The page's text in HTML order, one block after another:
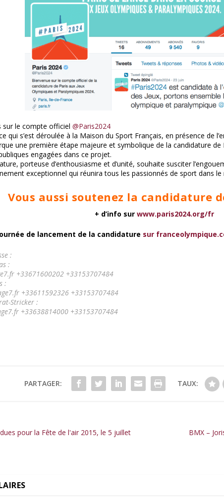
sur le compte officiel@Paris2024
qui s’est déroulée à la Maison du Sport Français, en présence de
une première étape majeure et symbolique de la candidature
engagées dans ce projet.
porteuse d’enthousiasme et d’unité, souhaite susciter
exceptionnel qui réunira tous les passionnés de sport dans le
Vous aussi soutenez la candidature
+ d’info surwww.paris2024.org/fr
de lancement de la candidature sur
:
:
+33671600202 +33153707484
:
+33611592326 +33153707484
Stricker :
+33638814000 +33153707484
PARTAGER: TAUX:
pour la Fête de l'air 2015, le 5 juillet
BMX –